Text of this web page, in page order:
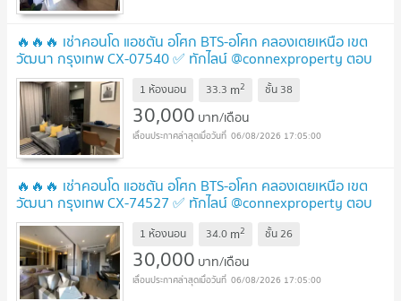
🔥🔥🔥 เช่าคอนโด แอชตัน อโศก BTS-อโศก คลองเตยเหนือ เขต
วัฒนา กรุงเทพ CX-07540 ✅ ทักไลน์ @connexproperty ตอบ
ทันที ทีมงานมืออาชีพ ✅ 🔥🔥🔥
1 ห้องนอน 33.3 m2 ชั้น 38
30,000 บาท/เดือน
06/08/2026 17:05:00
🔥🔥🔥 เช่าคอนโด แอชตัน อโศก BTS-อโศก คลองเตยเหนือ เขต
วัฒนา กรุงเทพ CX-74527 ✅ ทักไลน์ @connexproperty ตอบ
ทันที ทีมงานมืออาชีพ ✅ 🔥🔥🔥
1 ห้องนอน 34.0 m2 ชั้น26
30,000 บาท/เดือน
06/08/2026 17:05:00